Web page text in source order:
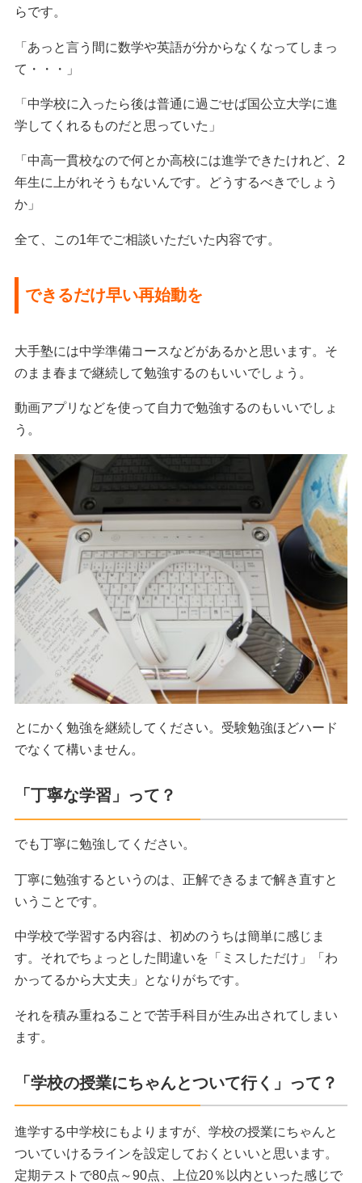
らです。
「あっと言う間に数学や英語が分からなくなってしまっ
て・・・」
「中学校に入ったら後は普通に過ごせば国公立大学に進
学してくれるものだと思っていた」
「中高一貫校なので何とか高校には進学できたけれど、2
年生に上がれそうもないんです。どうするべきでしょう
か」
全て、この1年でご相談いただいた内容です。
できるだけ早い再始動を
大手塾には中学準備コースなどがあるかと思います。そ
のまま春まで継続して勉強するのもいいでしょう。
動画アプリなどを使って自力で勉強するのもいいでしょ
う。
とにかく勉強を継続してください。受験勉強ほどハード
でなくて構いません。
「丁寧な学習」って？
でも丁寧に勉強してください。
丁寧に勉強するというのは、正解できるまで解き直すと
いうことです。
中学校で学習する内容は、初めのうちは簡単に感じま
す。それでちょっとした間違いを「ミスしただけ」「わ
かってるから大丈夫」となりがちです。
それを積み重ねることで苦手科目が生み出されてしまい
ます。
「学校の授業にちゃんとついて行く」って？
進学する中学校にもよりますが、学校の授業にちゃんと
ついていけるラインを設定しておくといいと思います。
定期テストで80点～90点、上位20％以内といった感じで